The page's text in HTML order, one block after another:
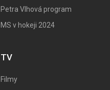
Petra Vlhová program
MS v hokeji 2024
TV
Filmy